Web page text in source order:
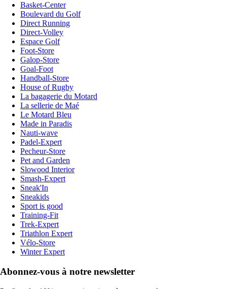
Basket-Center
Boulevard du Golf
Direct Running
Direct-Volley
Espace Golf
Foot-Store
Galop-Store
Goal-Foot
Handball-Store
House of Rugby
La bagagerie du Motard
La sellerie de Maé
Le Motard Bleu
Made in Paradis
Nauti-wave
Padel-Expert
Pecheur-Store
Pet and Garden
Slowood Interior
Smash-Expert
Sneak'In
Sneakids
Sport is good
Training-Fit
Trek-Expert
Triathlon Expert
Vélo-Store
Winter Expert
Abonnez-vous à notre newsletter